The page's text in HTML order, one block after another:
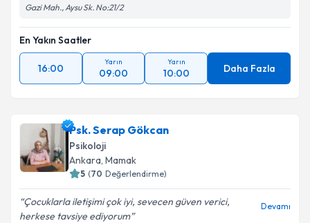
Gazi Mah., Aysu Sk. No:21/2
En Yakın Saatler
16:00
Yarın
09:00
Yarın
10:00 Daha Fazla
Psk. Serap Gökcan
Psikoloji
Ankara, Mamak
5 (70 Değerlendirme)
Çocuklarla iletişimi çok iyi, sevecen güven verici,
herkese tavsiye ediyorum
Devamı